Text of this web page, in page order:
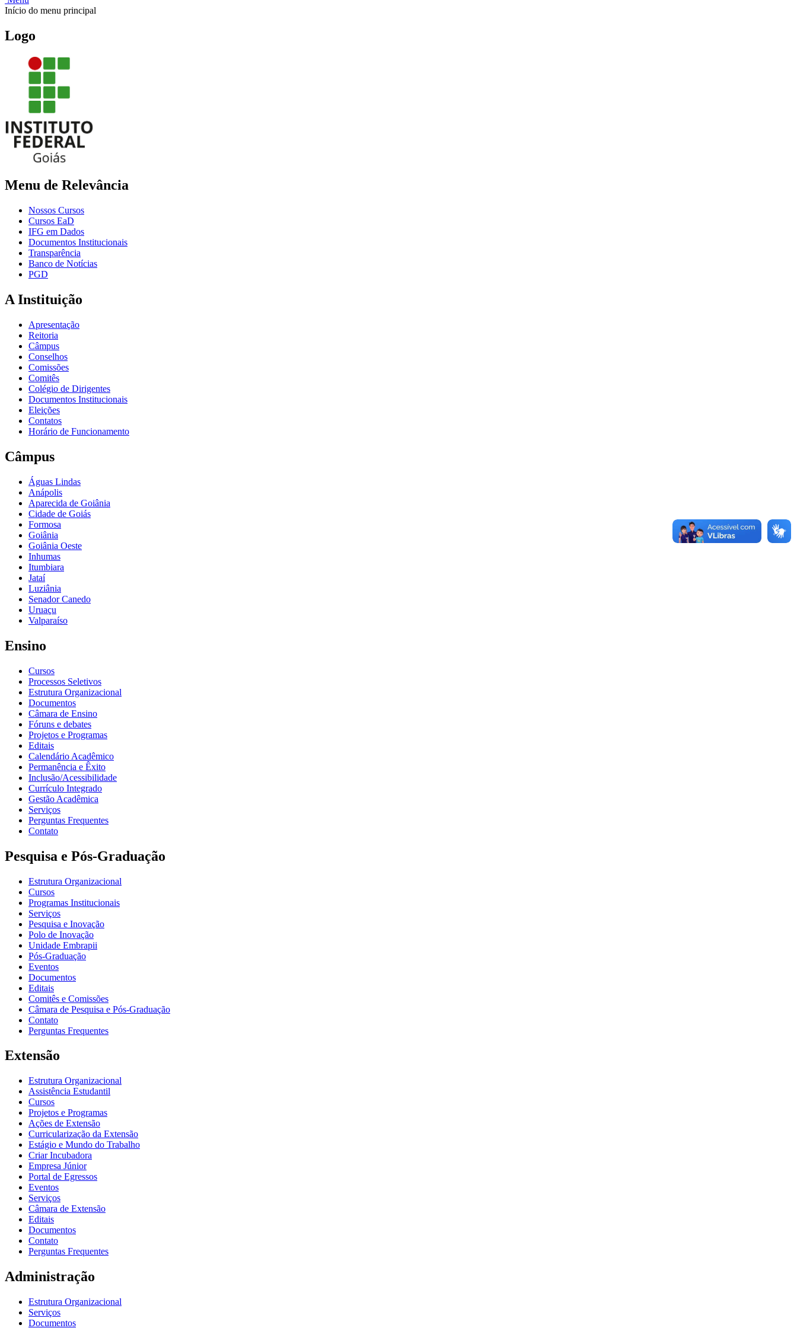
Início do menu principal
Logo
Menu de Relevância
Nossos Cursos
Cursos EaD
IFG em Dados
Documentos Institucionais
Transparência
Banco de Notícias
PGD
A Instituição
Apresentação
Reitoria
Câmpus
Conselhos
Comissões
Comitês
Colégio de Dirigentes
Documentos Institucionais
Eleições
Contatos
Horário de Funcionamento
Câmpus
Águas Lindas
Anápolis
Aparecida de Goiânia
Cidade de Goiás
Formosa
Goiânia
Goiânia Oeste
Inhumas
Itumbiara
Jataí
Luziânia
Senador Canedo
Uruaçu
Valparaíso
Ensino
Cursos
Processos Seletivos
Estrutura Organizacional
Documentos
Câmara de Ensino
Fóruns e debates
Projetos e Programas
Editais
Calendário Acadêmico
Permanência e Êxito
Inclusão/Acessibilidade
Currículo Integrado
Gestão Acadêmica
Serviços
Perguntas Frequentes
Contato
Pesquisa e Pós-Graduação
Estrutura Organizacional
Cursos
Programas Institucionais
Serviços
Pesquisa e Inovação
Polo de Inovação
Unidade Embrapii
Pós-Graduação
Eventos
Documentos
Editais
Comitês e Comissões
Câmara de Pesquisa e Pós-Graduação
Contato
Perguntas Frequentes
Extensão
Estrutura Organizacional
Assistência Estudantil
Cursos
Projetos e Programas
Ações de Extensão
Curricularização da Extensão
Estágio e Mundo do Trabalho
Criar Incubadora
Empresa Júnior
Portal de Egressos
Eventos
Serviços
Câmara de Extensão
Editais
Documentos
Contato
Perguntas Frequentes
Administração
Estrutura Organizacional
Serviços
Documentos